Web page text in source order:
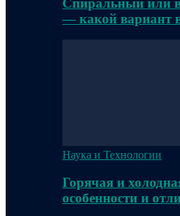
— какой вариант
Наука и Технологии
Горячая и
особенности и